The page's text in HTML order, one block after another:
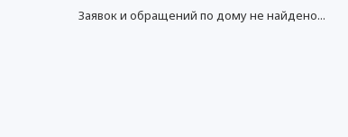
Заявок и обращений по дому не найдено...